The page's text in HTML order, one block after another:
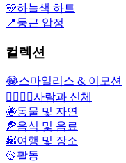
🩵하늘색 하트
📍둥근 압정
컬렉션
😂스마일리스 & 이모션
👩‍❤️‍💋‍👨사람과 신체
🐝동물 및 자연
🍕음식 및 음료
🌇여행 및 장소
🥎활동